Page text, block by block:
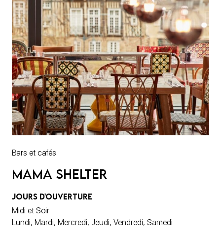
Bars et cafés
Mama Shelter
JOURS D'OUVERTURE
Midi et Soir
Lundi, Mardi, Mercredi, Jeudi, Vendredi, Samedi